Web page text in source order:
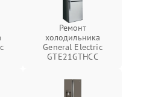
Ремонт
холодильника
General Electric
GTE21GTHCC